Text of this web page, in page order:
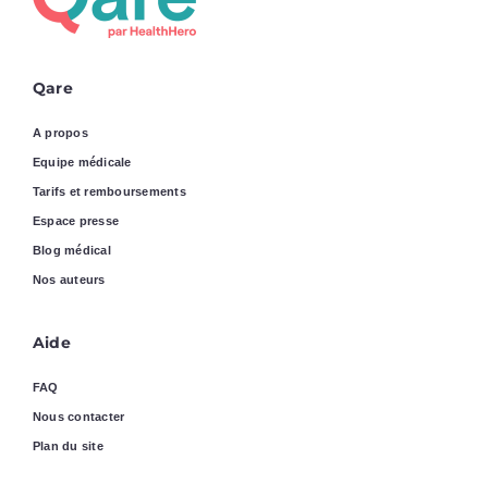
Qare
A propos
Equipe médicale
Tarifs et remboursements
Espace presse
Blog médical
Nos auteurs
Aide
FAQ
Nous contacter
Plan du site